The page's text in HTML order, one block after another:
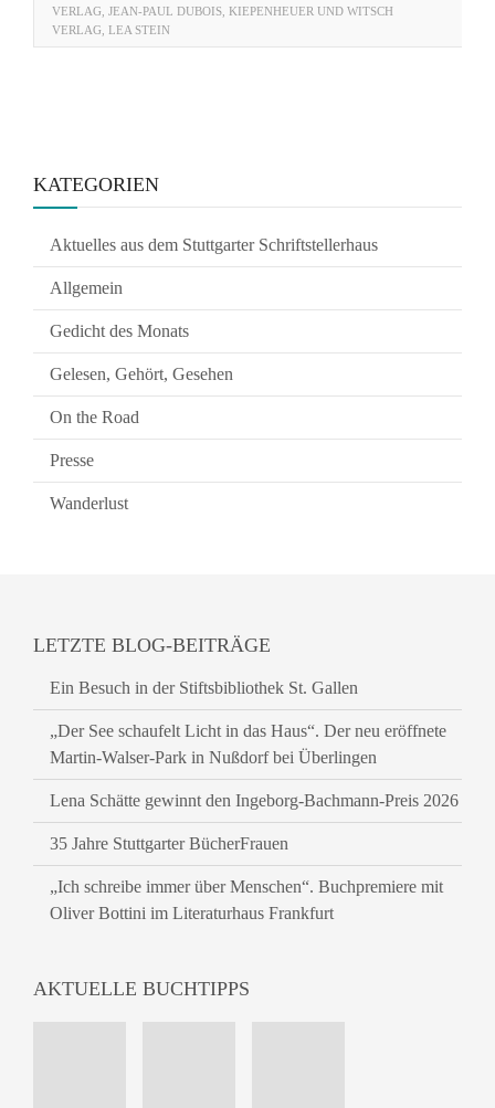
VERLAG JEAN-PAUL DUBOIS KIEPENHEUER UND WITSCH
VERLAG LEA STEIN
KATEGORIEN
Aktuelles aus dem Stuttgarter Schriftstellerhaus
Allgemein
Gedicht des Monats
Gelesen, Gehört, Gesehen
On the Road
Presse
Wanderlust
LETZTE BLOG-BEITRÄGE
Ein Besuch in der Stiftsbibliothek St. Gallen
„Der See schaufelt Licht in das Haus“. Der neu eröffnete
Martin-Walser-Park in Nußdorf bei Überlingen
Lena Schätte gewinnt den Ingeborg-Bachmann-Preis 2026
35 Jahre Stuttgarter BücherFrauen
„Ich schreibe immer über Menschen“. Buchpremiere mit
Oliver Bottini im Literaturhaus Frankfurt
AKTUELLE BUCHTIPPS